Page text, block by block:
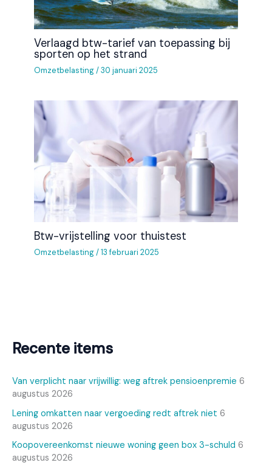
Recente items
Van verplicht naar vrijwillig: weg aftrek pensioenpremie 6
augustus 2026
Lening omkatten naar vergoeding redt aftrek niet 6
augustus 2026
Koopovereenkomst nieuwe woning geen box 3-schuld 6
augustus 2026
Verlaagd btw-tarief van toepassing bij
sporten op het strand
Omzetbelasting/30 januari 2025
Btw-vrijstelling voor thuistest
Omzetbelasting/13 februari 2025